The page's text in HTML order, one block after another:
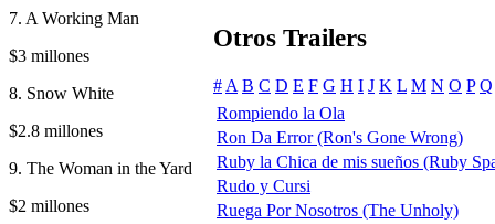
7. A Working Man
$3 millones
8. Snow White
$2.8 millones
9. The Woman in the Yard
$2 millones
Otros Trailers
#A B C D E F G H I J K L M N O P Q
Rompiendo la Ola
Ron Da Error (Ron's Gone Wrong)
Ruby la Chica de mis sueños (Ruby
Rudo y Cursi
Ruega Por Nosotros (The Unholy)